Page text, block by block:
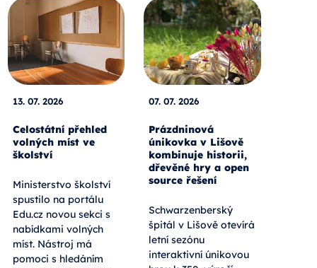
13. 07. 2026
Celostátní přehled
volných míst ve
školství
Ministerstvo školství
spustilo na portálu
Edu.cz novou sekci s
nabídkami volných
míst. Nástroj má
pomoci s hledáním
07. 07. 2026
Prázdninová
únikovka v Lišově
kombinuje historii,
dřevěné hry a open
source řešení
Schwarzenberský
špitál v Lišově otevírá
letní sezónu
interaktivní únikovou